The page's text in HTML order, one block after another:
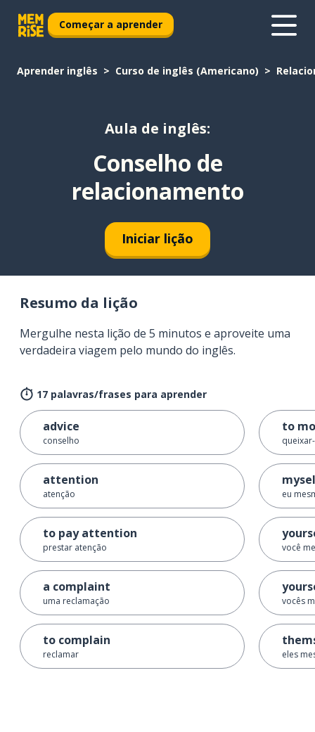
Começar a aprender
Aprender inglês Curso de inglês (Americano)
Aula de inglês:
Conselho de
relacionamento
Iniciar lição
Resumo da lição
Mergulhe nesta lição de 5 minutos e aproveite uma
verdadeira viagem pelo mundo do inglês.
17 palavras/frases para aprender
advice
conselho
attention
atenção
to pay attention
prestar atenção
a complaint
uma reclamação
to complain
reclamar
to
eu
você
vocês
eles